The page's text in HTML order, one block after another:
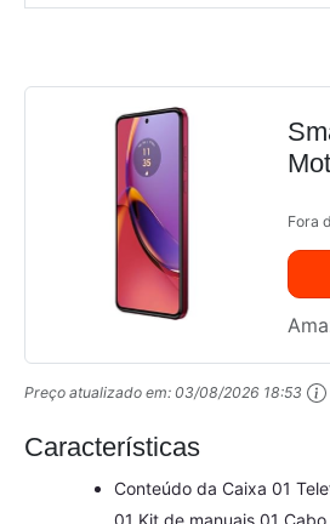
Fora
Preço atualizado em: 03/08/2026 18:53
Características
Conteúdo da Caixa 01